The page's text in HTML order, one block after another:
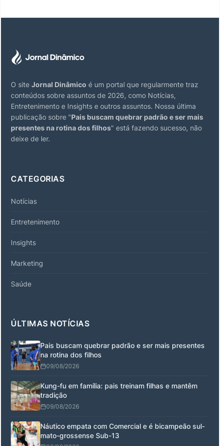
O site Jornal Dinâmico é um portal que regularmente traz
conteúdos sobre assuntos de 2026, como Notícias,
Entretenimento e Insights e outros assuntos. Nossa última
publicação sobre "Pais buscam quebrar padrão e ser mais
presentes na rotina dos filhos" está fazendo sucesso, não
deixe de ler.
CATEGORIAS
Notícias
Entretenimento
Insights
Marketing
Saúde
ÚLTIMAS NOTÍCIAS
Pais buscam quebrar padrão e ser mais presentes
na rotina dos filhos
09/08/2026
Kung-fu em família: pais treinam filhas e mantêm
tradição
09/08/2026
Náutico empata com Comercial e é bicampeão sul-
mato-grossense Sub-13